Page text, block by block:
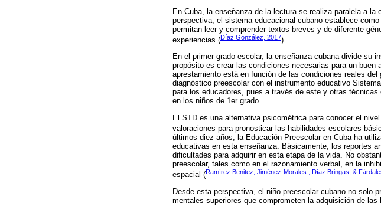
En Cuba, la enseñanza de la lectura se realiza paralela a
perspectiva, el sistema educacional cubano establece
permitan leer y comprender textos breves y de diferente
experiencias (Díaz González, 2017).
En el primer grado escolar, la enseñanza cubana divide su
propósito es crear las condiciones necesarias para un
aprestamiento está en función de las condiciones reales
diagnóstico preescolar con el instrumento educativo
para los educadores, pues a través de este y otras
en los niños de 1er grado.
El STD es una alternativa psicométrica para conocer el
valoraciones para pronosticar las habilidades escolares
últimos diez años, la Educación Preescolar en Cuba ha
educativas en esta enseñanza. Básicamente, los reportes
dificultades para adquirir en esta etapa de la vida. No
preescolar, tales como en el razonamiento verbal, en la
espacial (Ramírez Benitez, Jiménez-Morales., Díaz Bringas, &
Desde esta perspectiva, el niño preescolar cubano no solo
mentales superiores que comprometen la adquisición de las